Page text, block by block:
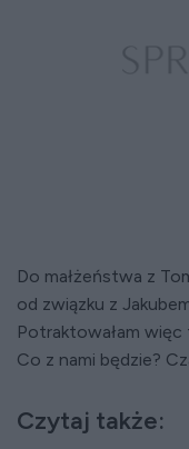
Do małżeństwa z
od związku z
Potraktowałam więc
Co z nami będzie?
Czytaj także: